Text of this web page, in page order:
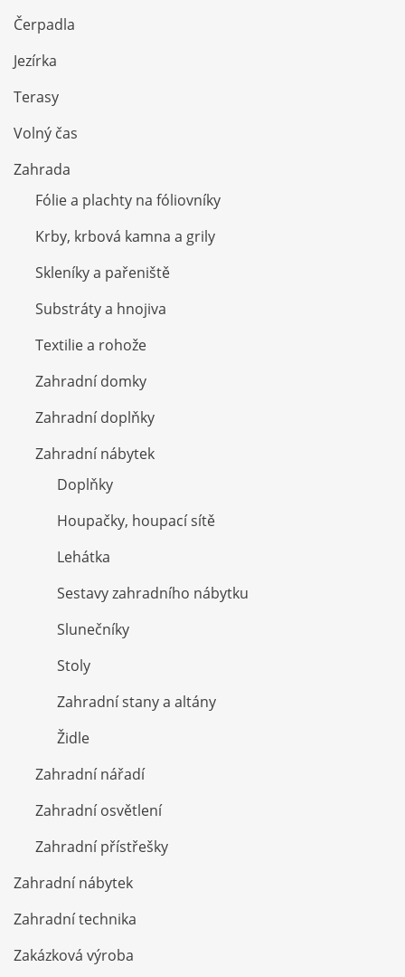
Čerpadla
Jezírka
Terasy
Volný čas
Zahrada
Fólie a plachty na fóliovníky
Krby, krbová kamna a grily
Skleníky a pařeniště
Substráty a hnojiva
Textilie a rohože
Zahradní domky
Zahradní doplňky
Zahradní nábytek
Doplňky
Houpačky, houpací sítě
Lehátka
Sestavy zahradního nábytku
Slunečníky
Stoly
Zahradní stany a altány
Židle
Zahradní nářadí
Zahradní osvětlení
Zahradní přístřešky
Zahradní nábytek
Zahradní technika
Zakázková výroba